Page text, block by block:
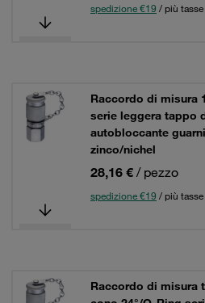
spedizione €19 / più tasse
Raccordo di misura
serie leggera tappo
autobloccante
zinco/nichel
28,16 € / pezzo
spedizione €19 / più tasse
Raccordo di misura